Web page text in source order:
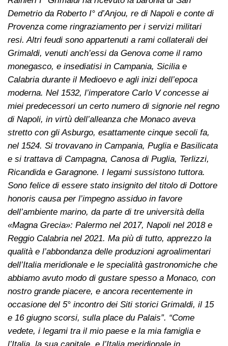
Demetrio da Roberto I° d’Anjou, re di Napoli e conte di
Provenza come ringraziamento per i servizi militari
resi. Altri feudi sono appartenuti a rami collaterali dei
Grimaldi, venuti anch’essi da Genova come il ramo
monegasco, e insediatisi in Campania, Sicilia e
Calabria durante il Medioevo e agli inizi dell’epoca
moderna. Nel 1532, l’imperatore Carlo V concesse ai
miei predecessori un certo numero di signorie nel regno
di Napoli, in virtù dell’alleanza che Monaco aveva
stretto con gli Asburgo, esattamente cinque secoli fa,
nel 1524. Si trovavano in Campania, Puglia e Basilicata
e si trattava di Campagna, Canosa di Puglia, Terlizzi,
Ricandida e Garagnone. I legami sussistono tuttora.
Sono felice di essere stato insignito del titolo di Dottore
honoris causa per l’impegno assiduo in favore
dell’ambiente marino, da parte di tre università della
«Magna Grecia»: Palermo nel 2017, Napoli nel 2018 e
Reggio Calabria nel 2021. Ma più di tutto, apprezzo la
qualità e l’abbondanza delle produzioni agroalimentari
dell’Italia meridionale e le specialità gastronomiche che
abbiamo avuto modo di gustare spesso a Monaco, con
nostro grande piacere, e ancora recentemente in
occasione del 5° incontro dei Siti storici Grimaldi, il 15
e 16 giugno scorsi, sulla place du Palais”. “Come
vedete, i legami tra il mio paese e la mia famiglia e